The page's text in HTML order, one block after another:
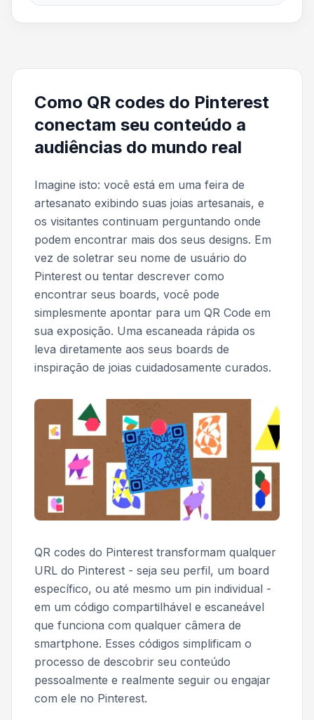
Como QR codes do Pinterest
conectam seu conteúdo a
audiências do mundo real
Imagine isto: você está em uma feira de
artesanato exibindo suas joias artesanais, e
os visitantes continuam perguntando onde
podem encontrar mais dos seus designs. Em
vez de soletrar seu nome de usuário do
Pinterest ou tentar descrever como
encontrar seus boards, você pode
simplesmente apontar para um QR Code em
sua exposição. Uma escaneada rápida os
leva diretamente aos seus boards de
inspiração de joias cuidadosamente curados.
QR codes do Pinterest transformam qualquer
URL do Pinterest - seja seu perfil, um board
específico, ou até mesmo um pin individual -
em um código compartilhável e escaneável
que funciona com qualquer câmera de
smartphone. Esses códigos simplificam o
processo de descobrir seu conteúdo
pessoalmente e realmente seguir ou engajar
com ele no Pinterest.